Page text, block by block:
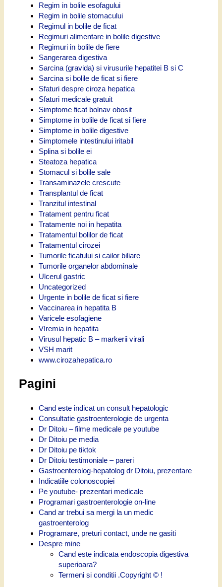
Regim in bolile esofagului
Regim in bolile stomacului
Regimul in bolile de ficat
Regimuri alimentare in bolile digestive
Regimuri in bolile de fiere
Sangerarea digestiva
Sarcina (gravida) si virusurile hepatitei B si C
Sarcina si bolile de ficat si fiere
Sfaturi despre ciroza hepatica
Sfaturi medicale gratuit
Simptome ficat bolnav obosit
Simptome in bolile de ficat si fiere
Simptome in bolile digestive
Simptomele intestinului iritabil
Splina si bolile ei
Steatoza hepatica
Stomacul si bolile sale
Transaminazele crescute
Transplantul de ficat
Tranzitul intestinal
Tratament pentru ficat
Tratamente noi in hepatita
Tratamentul bolilor de ficat
Tratamentul cirozei
Tumorile ficatului si cailor biliare
Tumorile organelor abdominale
Ulcerul gastric
Uncategorized
Urgente in bolile de ficat si fiere
Vaccinarea in hepatita B
Varicele esofagiene
VIremia in hepatita
Virusul hepatic B – markerii virali
VSH marit
www.cirozahepatica.ro
Pagini
Cand este indicat un consult hepatologic
Consultatie gastroenterologie de urgenta
Dr Ditoiu – filme medicale pe youtube
Dr Ditoiu pe media
Dr Ditoiu pe tiktok
Dr Ditoiu testimoniale – pareri
Gastroenterolog-hepatolog dr Ditoiu, prezentare
Indicatiile colonoscopiei
Pe youtube- prezentari medicale
Programari gastroenterologie on-line
Cand ar trebui sa mergi la un medic
gastroenterolog
Programare, preturi contact, unde ne gasiti
Despre mine
Cand este indicata endoscopia digestiva
superioara?
Termeni si conditii .Copyright © !